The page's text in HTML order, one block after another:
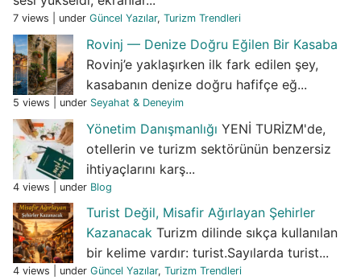
7 views under Güncel Yazılar, Turizm Trendleri
Rovinj — Denize Doğru Eğilen Bir Kasaba
Rovinj’e yaklaşırken ilk fark edilen şey,
kasabanın denize doğru hafifçe eğ...
5 views under Seyahat & Deneyim
Yönetim Danışmanlığı YENİ TURİZM'de,
otellerin ve turizm sektörünün benzersiz
ihtiyaçlarını karş...
4 views under Blog
Turist Değil, Misafir Ağırlayan Şehirler
Kazanacak Turizm dilinde sıkça kullanılan
bir kelime vardır: turist.Sayılarda turist...
4 views under Güncel Yazılar, Turizm Trendleri